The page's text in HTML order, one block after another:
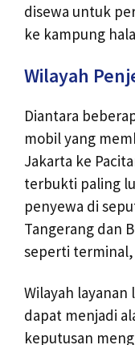
disewa untuk
ke kampung
Wilayah
Diantara
mobil yang
Jakarta ke
terbukti paling
penyewa di
Tangerang dan
seperti terminal,
Wilayah layanan
dapat menjadi
keputusan